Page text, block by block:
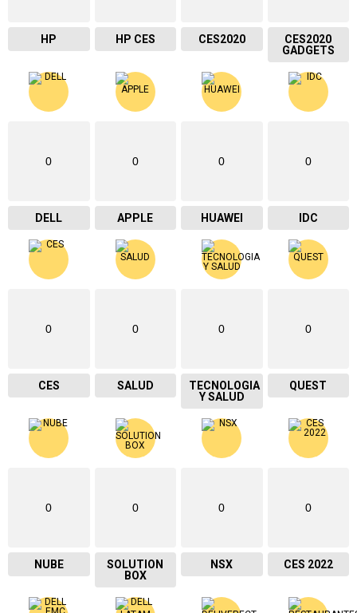
HP HP CES CES2020
CES2020
GADGETS
0
DELL
0
APPLE
0
HUAWEI
0
IDC
0
CES
0
SALUD
0
TECNOLOGIA
Y SALUD
0
QUEST
0
NUBE
0
SOLUTION
BOX
0
NSX
0
CES 2022